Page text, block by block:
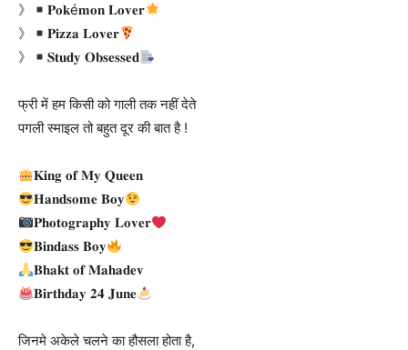
》
𝐏𝐨𝐤é𝐦𝐨𝐧 𝐋𝐨𝐯𝐞𝐫
》
𝐏𝐢𝐳𝐳𝐚 𝐋𝐨𝐯𝐞𝐫
》
𝐒𝐭𝐮𝐝𝐲 𝐎𝐛𝐬𝐞𝐬𝐬𝐞𝐝
फ्री में हम किसी को गाली तक नहीं देते
पगली स्माइल तो बहुत दूर की बात है !
𝐊𝐢𝐧𝐠 𝐨𝐟 𝐌𝐲 𝐐𝐮𝐞𝐞𝐧
𝐇𝐚𝐧𝐝𝐬𝐨𝐦𝐞 𝐁𝐨𝐲
𝐏𝐡𝐨𝐭𝐨𝐠𝐫𝐚𝐩𝐡𝐲 𝐋𝐨𝐯𝐞𝐫
𝐁𝐢𝐧𝐝𝐚𝐬𝐬 𝐁𝐨𝐲
𝐁𝐡𝐚𝐤𝐭 𝐨𝐟 𝐌𝐚𝐡𝐚𝐝𝐞𝐯
𝐁𝐢𝐫𝐭𝐡𝐝𝐚𝐲 𝟐𝟒 𝐉𝐮𝐧𝐞
जिनमे अकेले चलने का हौसला होता है,